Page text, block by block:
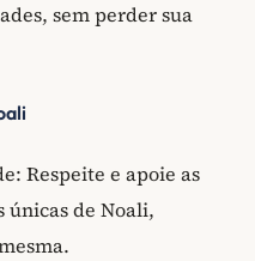
sem perder sua
Respeite e apoie as
únicas de Noali,